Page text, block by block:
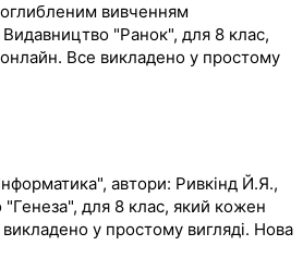
вивченням
"Ранок", для 8 клас,
Все викладено у простому
автори: Ривкінд Й.Я.,
для 8 клас, який кожен
у простому вигляді. Нова